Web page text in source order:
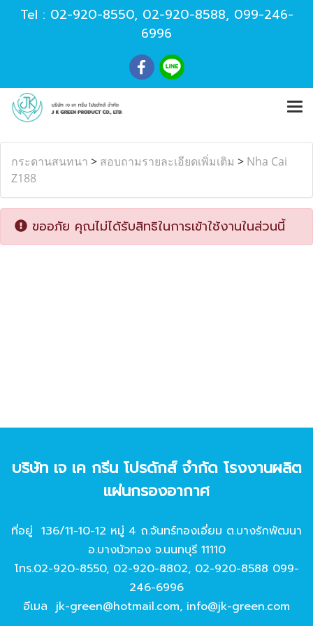
Tel : 02-920-8550, 02-920-8588, 099-246-
6996
กระดานสนทนา > สอบถามรายละเอียดเพิ่มเติม > Nha Cai
Z188
ขออภัย คุณไม่ได้รับสิทธิในการเข้าใช้งานในส่วนนี้
บริษัท เจ เค กรีน โปรดักส์ จํากัด โรงงานผลิต
แผ่นกรองอากาศ
ที่อยู่ 136/11-10-12 หมู่ 4 ถ.จันทร์ทองเอี่ยม ต.บางรักพัฒนา
อ.บางบัวทอง จ.นนทบุรี 11110
โทร.02-920-8550, 02-920-8802, 02-920-8588 099-
246-6996
อีเมล jk-green@hotmail.com, info@jk-green.com